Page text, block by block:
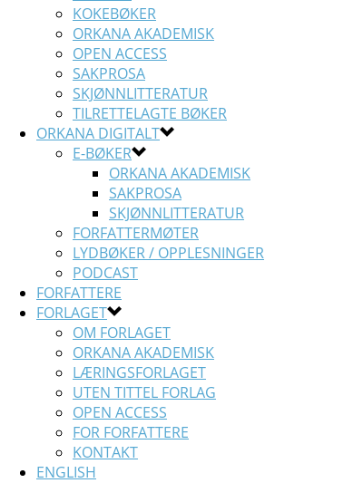
KOKEBØKER
ORKANA AKADEMISK
OPEN ACCESS
SAKPROSA
SKJØNNLITTERATUR
TILRETTELAGTE BØKER
ORKANA DIGITALT
E-BØKER
ORKANA AKADEMISK
SAKPROSA
SKJØNNLITTERATUR
FORFATTERMØTER
LYDBØKER / OPPLESNINGER
PODCAST
FORFATTERE
FORLAGET
OM FORLAGET
ORKANA AKADEMISK
LÆRINGSFORLAGET
UTEN TITTEL FORLAG
OPEN ACCESS
FOR FORFATTERE
KONTAKT
ENGLISH